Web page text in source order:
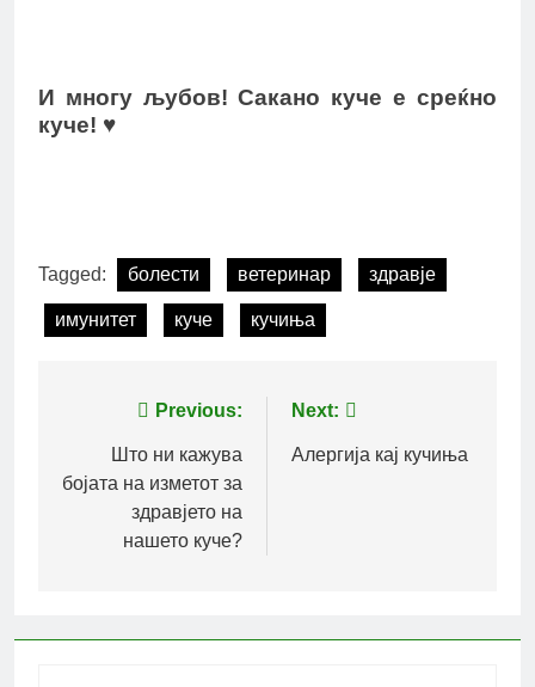
И многу љубов! Сакано куче е среќно
куче! ♥
Tagged: болести ветеринар здравје
имунитет куче кучиња
navigation
Previous:
Што ни кажува
бојата на изметот за
здравјето на
нашето куче?
Next:
Алергија кај кучиња